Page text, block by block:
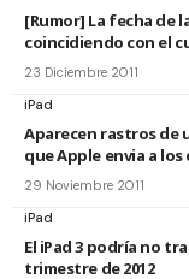
[Rumor] La fecha de
coincidiendo con el
23 Diciembre 2011
iPad
Aparecen rastros de
que Apple envia a
29 Noviembre 2011
iPad
El iPad 3 podría no
trimestre de 2012